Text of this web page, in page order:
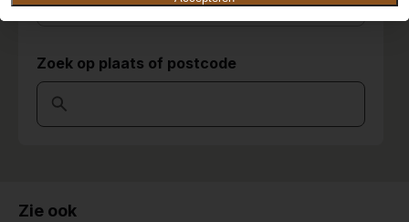
Alles weergeven
Zoek op plaats of postcode
Zie ook